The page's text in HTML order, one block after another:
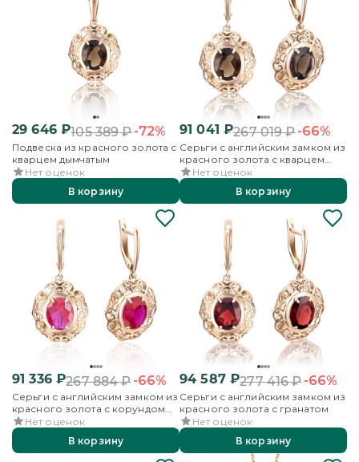
29 646₽105 389₽-72%
Подвеска из красного золота с
кварцем дымчатым
Нет оценок
В корзину
91 041 ₽267 019₽-66%
Серьги с английским замком из
красного золота с кварцем
дымчатым
Нет оценок
В корзину
91 336₽267 884₽-66%
Серьги с английским замком из
красного золота с корундом
синт.Нет оценок
В корзину
94 587₽277 416₽-66%
Серьги с английским замком из
красного золота с гранатом
Нет оценок
В корзину